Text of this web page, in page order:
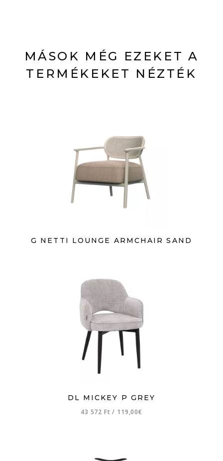
MÁSOK MÉG EZEKET A
TERMÉKEKET NÉZTÉK
G NETTI LOUNGE ARMCHAIR SAND
DL MICKEY P GREY
43 572 Ft/ 119,00€